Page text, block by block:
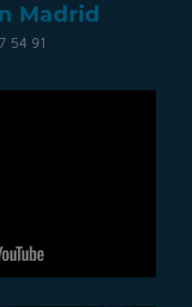
Madrid
54 91